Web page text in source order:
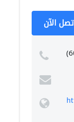
الآن